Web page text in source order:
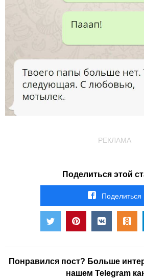
РЕКЛАМА
Поделиться этой
Поделиться
Понравился пост? Больше
нашем Telegram